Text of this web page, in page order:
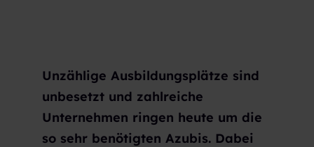
Unzählige Ausbildungsplätze sind
unbesetzt und zahlreiche
Unternehmen ringen heute um die
so sehr benötigten Azubis. Dabei